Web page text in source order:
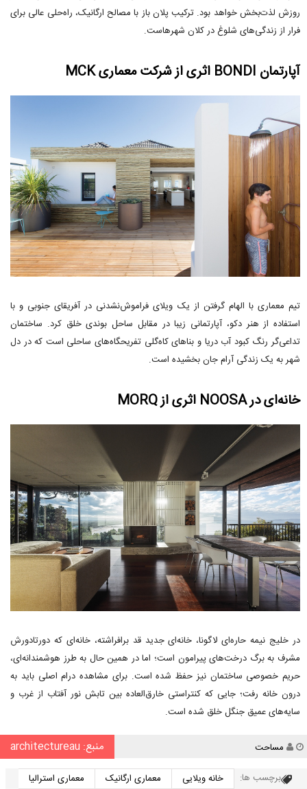
روزش لذت‌بخش خواهد بود. ترکیب پلان باز با مصالح ارگانیک، راه‌حلی عالی برای
فرار از زندگی‌های شلوغ در کلان شهرهاست.
آپارتمان BONDI اثری از شرکت معماری MCK
تیم معماری با الهام گرفتن از یک ویلای فراموش‌نشدنی در آفریقای جنوبی و با
استفاده از هنر دکو، آپارتمانی زیبا در مقابل ساحل بوندی خلق کرد. ساختمان
تداعی‌گر رنگ کبود آب دریا و بناهای کاه‌گلی تفریحگاه‌های ساحلی است که در دل
شهر به یک زندگی آرام جان بخشیده است.
خانه‌ای در NOOSA اثری از MORQ
در خلیج نیمه حاره‌ای لاگونا، خانه‌ای جدید قد برافراشته، خانه‌ای که دورتادورش
مشرف به برگ درخت‌های پیرامون است؛ اما در همین حال به طرز هوشمندانه‌ای،
حریم خصوصی ساختمان نیز حفظ شده است. برای مشاهده درام اصلی باید به
درون خانه رفت؛ جایی که کنتراستی خارق‌العاده بین تابش نور آفتاب از غرب و
سایه‌های عمیق جنگل خلق شده است.
نویسنده
مساحت منبع: architectureau
برچسب ها: خانه ویلایی معماری ارگانیک
معماری استرالیا